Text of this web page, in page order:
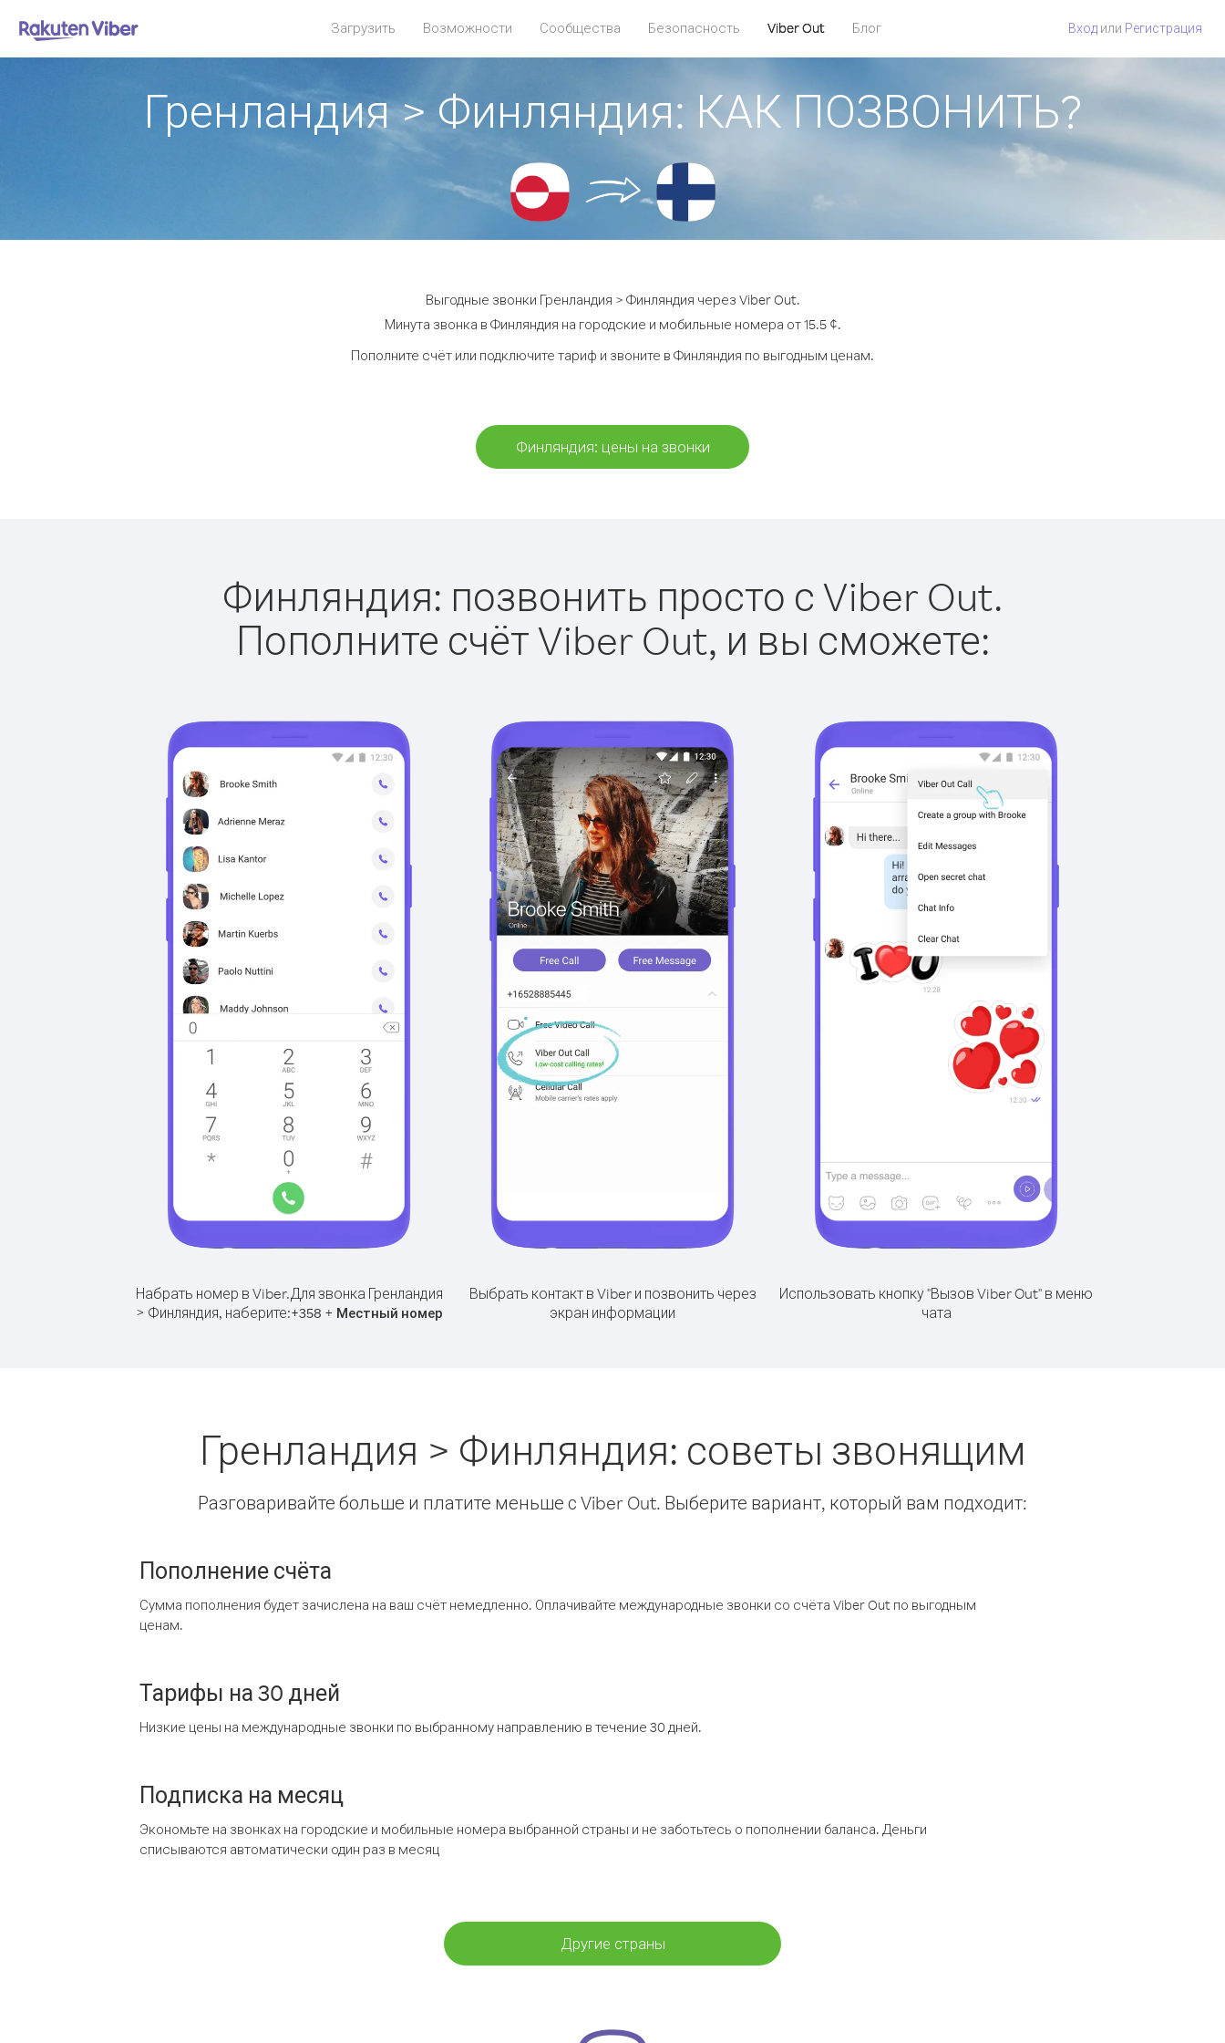
Загрузить Возможности Сообщества Безопасность Viber Out Блог Вход или Регистрация
Гренландия > Финляндия: КАК ПОЗВОНИТЬ?
Выгодные звонки Гренландия > Финляндия через Viber Out.
Минута звонка в Финляндия на городские и мобильные номера от 15.5 ¢.
Пополните счёт или подключите тариф и звоните в Финляндия по выгодным ценам.
Финляндия: цены на звонки
Финляндия: позвонить просто с Viber Out.
Пополните счёт Viber Out, и вы сможете:
Набрать номер в Viber.Для звонка Гренландия
> Финляндия, наберите:+358 + Местный номер
Выбрать контакт в Viber и позвонить через
экран информации
Использовать кнопку "Вызов Viber Out" в меню
чата
Гренландия > Финляндия: советы звонящим
Разговаривайте больше и платите меньше с Viber Out. Выберите вариант, который вам подходит:
Пополнение счёта
Сумма пополнения будет зачислена на ваш счёт немедленно. Оплачивайте международные звонки со счёта Viber Out по выгодным
ценам.
Тарифы на 30 дней
Низкие цены на международные звонки по выбранному направлению в течение 30 дней.
Подписка на месяц
Экономьте на звонках на городские и мобильные номера выбранной страны и не заботьтесь о пополнении баланса. Деньги
списываются автоматически один раз в месяц
Другие страны